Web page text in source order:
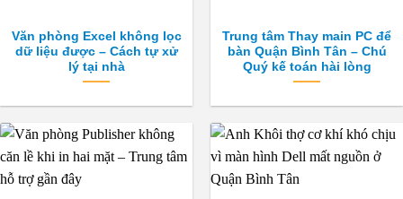
Văn phòng Excel không lọc
dữ liệu được – Cách tự xử
lý tại nhà
Trung tâm Thay main PC để
bàn Quận Bình Tân – Chú
Quý kế toán hài lòng